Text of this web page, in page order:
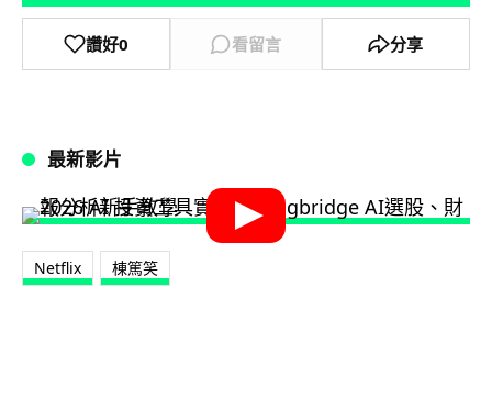
讚好0 看留言 分享
最新影片
Netflix 棟篤笑